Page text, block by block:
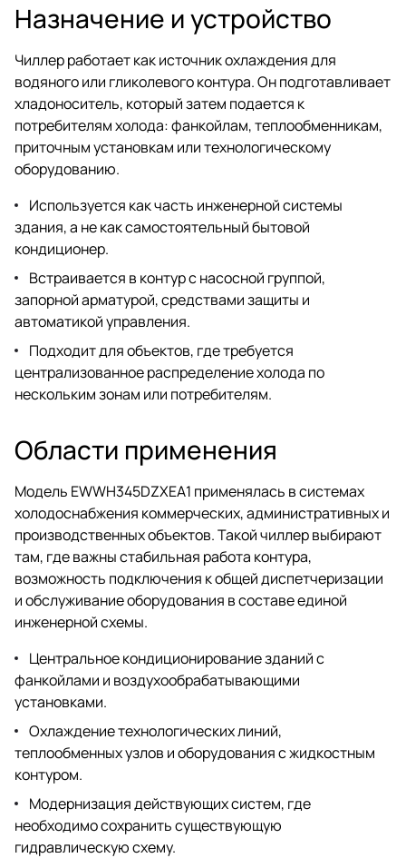
Назначение и устройство
Чиллер работает как источник охлаждения для
водяного или гликолевого контура. Он подготавливает
хладоноситель, который затем подается к
потребителям холода: фанкойлам, теплообменникам,
приточным установкам или технологическому
оборудованию.
Используется как часть инженерной системы
здания, а не как самостоятельный бытовой
кондиционер.
Встраивается в контур с насосной группой,
запорной арматурой, средствами защиты и
автоматикой управления.
Подходит для объектов, где требуется
централизованное распределение холода по
нескольким зонам или потребителям.
Области применения
Модель EWWH345DZXEA1 применялась в системах
холодоснабжения коммерческих, административных и
производственных объектов. Такой чиллер выбирают
там, где важны стабильная работа контура,
возможность подключения к общей диспетчеризации
и обслуживание оборудования в составе единой
инженерной схемы.
Центральное кондиционирование зданий с
фанкойлами и воздухообрабатывающими
установками.
Охлаждение технологических линий,
теплообменных узлов и оборудования с жидкостным
контуром.
Модернизация действующих систем, где
необходимо сохранить существующую
гидравлическую схему.